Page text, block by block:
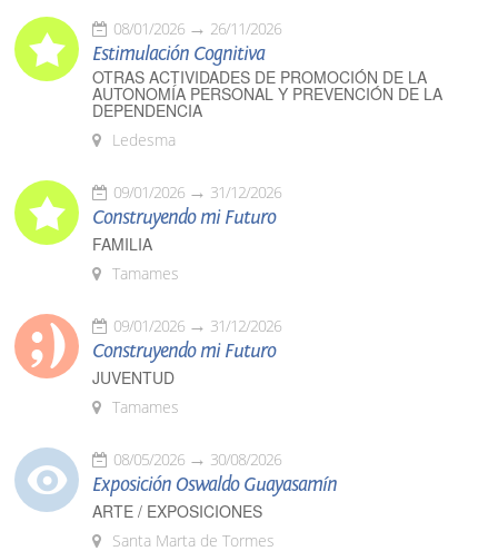
08/01/2026 26/11/2026
Estimulación Cognitiva
OTRAS ACTIVIDADES DE PROMOCIÓN DE LA
AUTONOMÍA PERSONAL Y PREVENCIÓN DE LA
DEPENDENCIA
Ledesma
09/01/2026 31/12/2026
Construyendo mi Futuro
FAMILIA
Tamames
09/01/2026 31/12/2026
Construyendo mi Futuro
JUVENTUD
Tamames
08/05/2026 30/08/2026
Exposición Oswaldo Guayasamín
ARTE / EXPOSICIONES
Santa Marta de Tormes